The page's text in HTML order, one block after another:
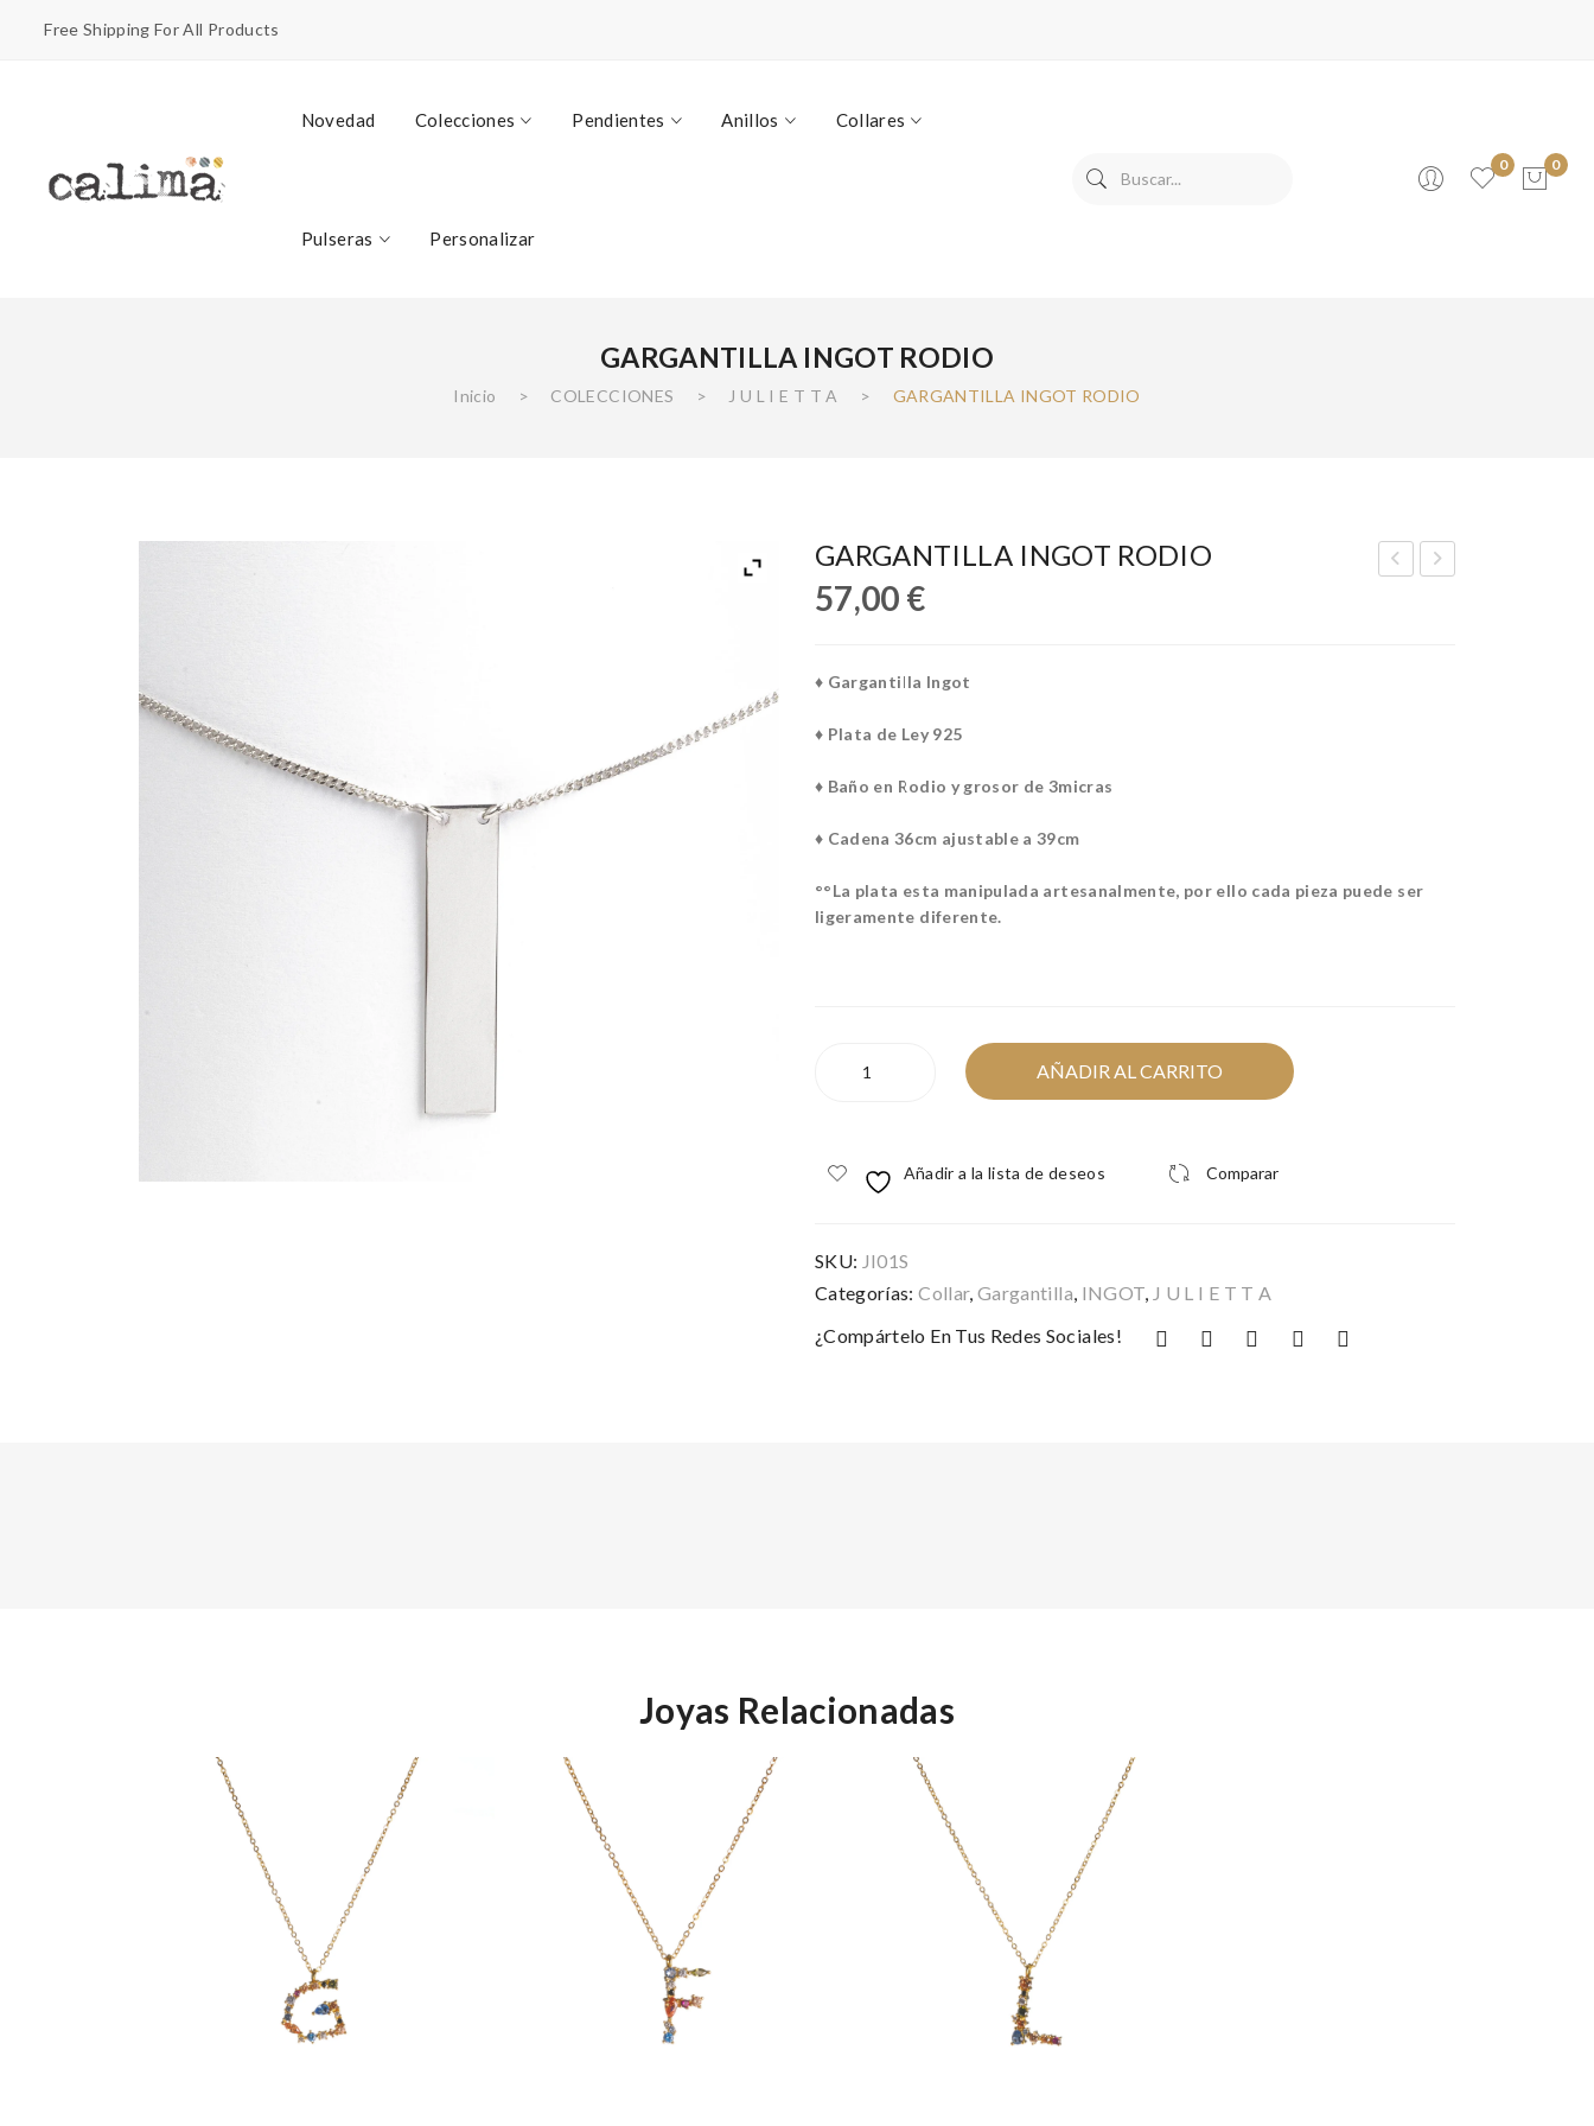
Free Shipping For All Products
Novedad Colecciones Pendientes Anillos Collares
Pulseras Personalizar
0
0
GARGANTILLA INGOT RODIO
Inicio > COLECCIONES > J U L I E T T A > GARGANTILLA INGOT RODIO
GARGANTILLA INGOT RODIO
57,00 €
♦ Gargantilla Ingot
♦ Plata de Ley 925
♦ Baño en Rodio y grosor de 3micras
♦ Cadena 36cm ajustable a 39cm
°°La plata esta manipulada artesanalmente, por ello cada pieza puede ser
ligeramente diferente.
INGOT
AÑADIR AL CARRITO
Añadir a la lista de deseos Comparar
SKU: JI01S
Categorías:Collar,Gargantilla, INGOT, J U L I E T T A
¿Compártelo En Tus Redes Sociales!
Joyas Relacionadas